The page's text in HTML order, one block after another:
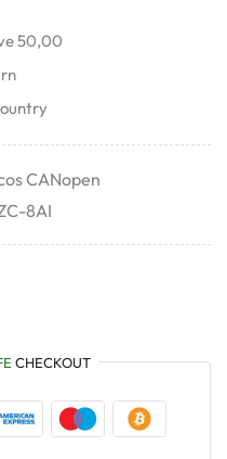
50,00
CANopen
8AI
CHECKOUT